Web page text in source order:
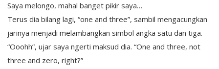
Saya melongo, mahal banget pikir saya…
Terus dia bilang lagi, “one and three”, sambil mengacungkan
jarinya menjadi melambangkan simbol angka satu dan tiga.
“Ooohh”, ujar saya ngerti maksud dia. “One and three, not
three and zero, right?”